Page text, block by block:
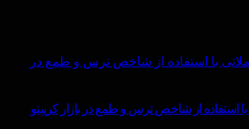
با استفاده از شاخص ترس و طمع در بازار کریپتو